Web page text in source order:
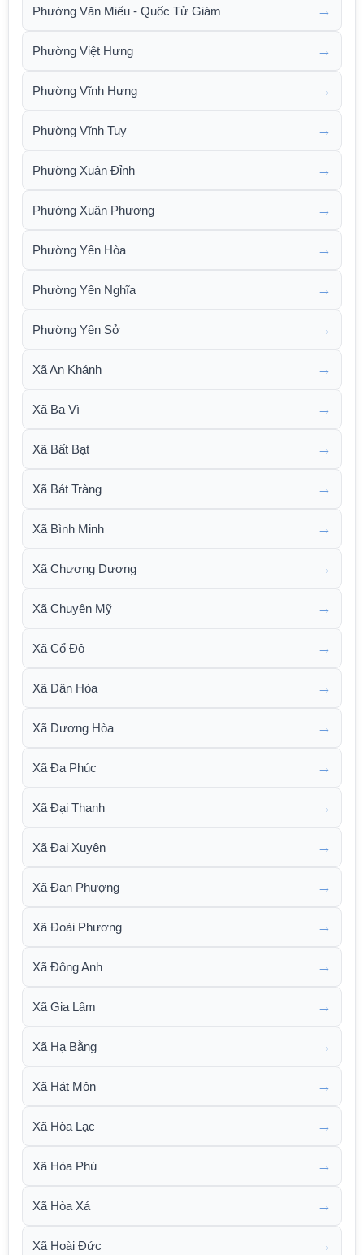
Phường Văn Miếu - Quốc Tử Giám →
Phường Việt Hưng →
Phường Vĩnh Hưng →
Phường Vĩnh Tuy →
Phường Xuân Đỉnh →
Phường Xuân Phương →
Phường Yên Hòa →
Phường Yên Nghĩa →
Phường Yên Sở →
Xã An Khánh →
Xã Ba Vì →
Xã Bất Bạt →
Xã Bát Tràng →
Xã Bình Minh →
Xã Chương Dương →
Xã Chuyên Mỹ →
Xã Cổ Đô →
Xã Dân Hòa →
Xã Dương Hòa →
Xã Đa Phúc →
Xã Đại Thanh →
Xã Đại Xuyên →
Xã Đan Phượng →
Xã Đoài Phương →
Xã Đông Anh →
Xã Gia Lâm →
Xã Hạ Bằng →
Xã Hát Môn →
Xã Hòa Lạc →
Xã Hòa Phú →
Xã Hòa Xá →
Xã Hoài Đức →